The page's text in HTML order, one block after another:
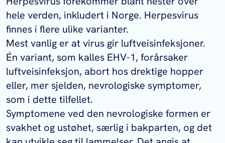
hele verden, inkludert i Norge. Herpesvirus
finnes i flere ulike varianter.
Mest vanlig er at virus gir luftveisinfeksjoner.
Én variant, som kalles EHV-1, forårsaker
luftveisinfeksjon, abort hos drektige hopper
eller, mer sjelden, nevrologiske symptomer,
som i dette tilfellet.
Symptomene ved den nevrologiske formen er
svakhet og ustøhet, særlig i bakparten, og det